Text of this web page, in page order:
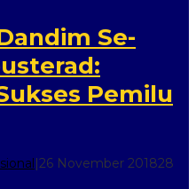
Se-
Pemilu
26 November 201828